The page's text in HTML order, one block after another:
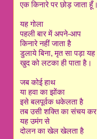
एक किनारे पर छोड़ जाता हूँ।
यह गोला
पहली बार में अपने-आप
किनारे नहीं जाता है
डुलाये बिना, मृत सा पड़ा यह
खुद को लटका ही पाता है।
जब कोई हाथ
या हवा का झोंका
इसे बलपूर्वक धकेलता है
तब उसी शक्ति का संचय कर
यह उमंग से
दोलन का खेल खेलता है